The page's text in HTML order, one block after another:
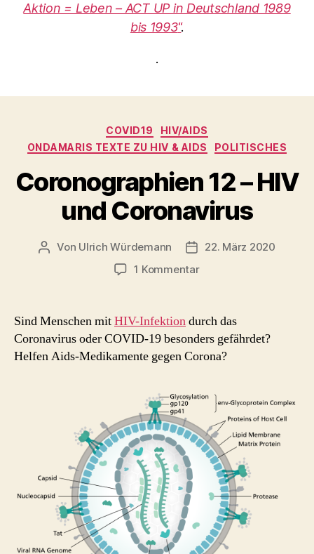
Aktion = Leben – ACT UP in Deutschland 1989
bis 1993“.
.
Kategorien
COVID19
HIV/AIDS
ONDAMARIS TEXTE ZU HIV & AIDS
POLITISCHES
Coronographien 12 – HIV
und Coronavirus
Beitragsautor
Von Ulrich Würdemann Beitragsdatum
22. März 2020
1 Kommentarzu
und
Coronavirus
Sind Menschen mitHIV-Infektiondurch das
Coronavirus oder COVID-19 besonders gefährdet?
Helfen Aids-Medikamente gegen Corona?